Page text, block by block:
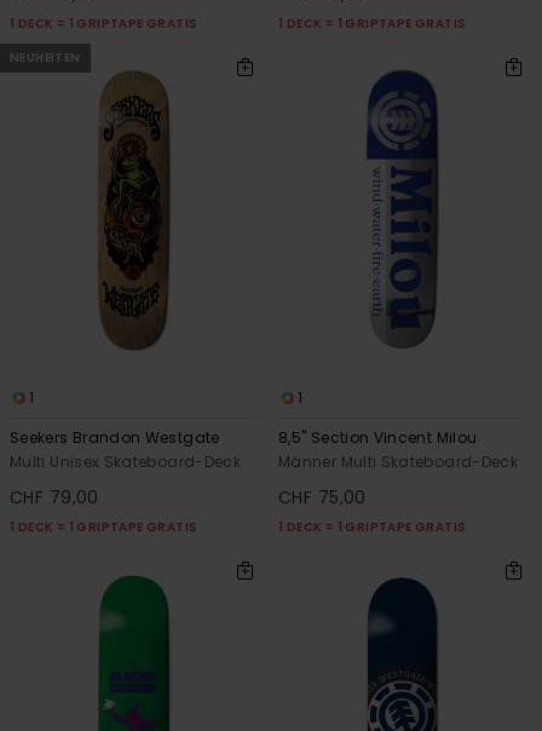
1 DECK = 1 GRIPTAPE GRATIS
1 DECK = 1 GRIPTAPE GRATIS
NEUHEITEN
1
Seekers Brandon Westgate
Multi Unisex Skateboard-Deck
CHF 79,00
1 DECK = 1 GRIPTAPE GRATIS
1
8,5" Section Vincent Milou
Männer Multi Skateboard-Deck
CHF 75,00
1 DECK = 1 GRIPTAPE GRATIS